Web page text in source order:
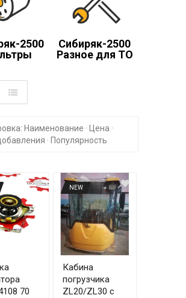
2500
Cибиряк-2500
Разное для ТО
Наименование · Цена ·
· Популярность
70
NEW
Кабина
погрузчика
ZL20/ZL30 с